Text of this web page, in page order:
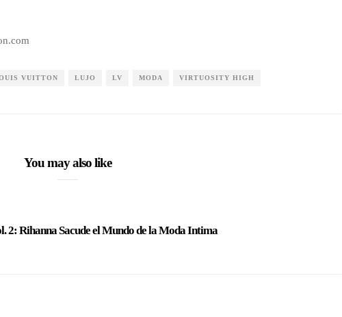
VUITTON LUJO LV MODA VIRTUOSITY HIGH
You may also like
2: Rihanna Sacude el Mundo de la Moda Intima